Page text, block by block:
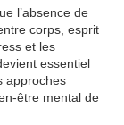
l’absence de
corps, esprit
et les
essentiel
approches
être mental de